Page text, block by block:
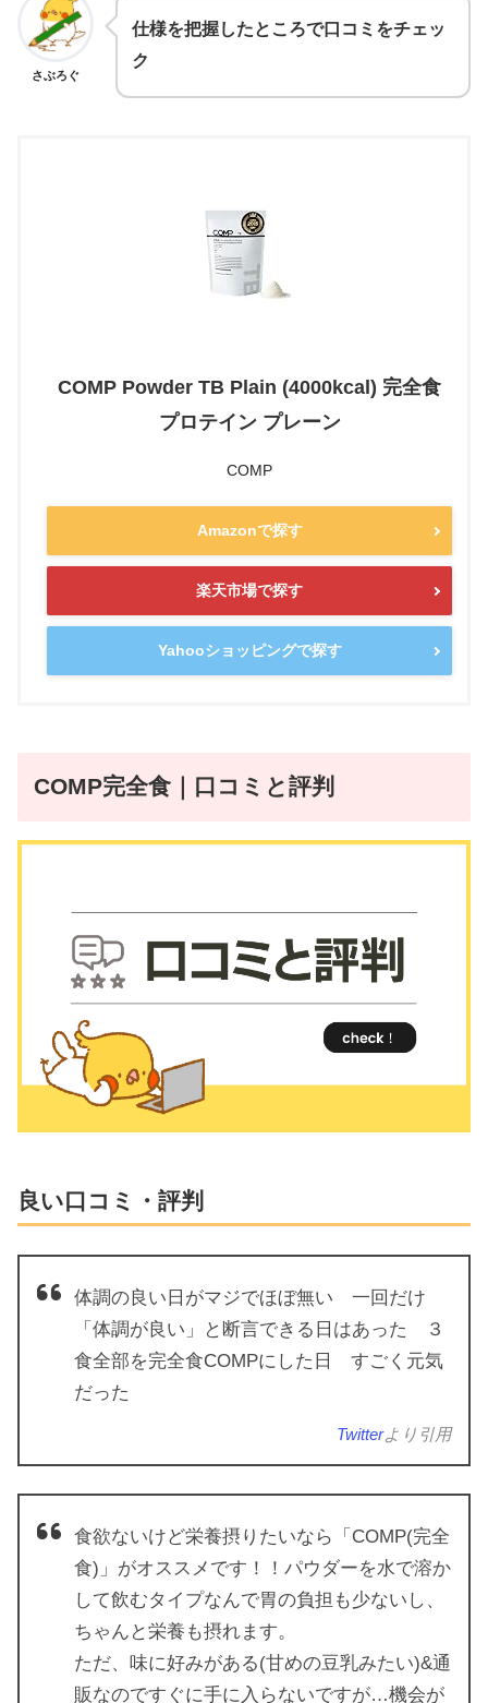
さぶろぐ
仕様を把握したところで口コミをチェッ
ク
COMP Powder TB Plain (4000kcal) 完全食
プロテイン プレーン
COMP
Amazonで探す
楽天市場で探す
Yahooショッピングで探す
COMP完全食｜口コミと評判
良い口コミ・評判
体調の良い日がマジでほぼ無い 一回だけ
「体調が良い」と断言できる日はあった ３
食全部を完全食COMPにした日 すごく元気
だった
Twitterより引用
食欲ないけど栄養摂りたいなら「COMP(完全
食)」がオススメです！！パウダーを水で溶か
して飲むタイプなんで胃の負担も少ないし、
ちゃんと栄養も摂れます。
ただ、味に好みがある(甘めの豆乳みたい)&通
販なのですぐに手に入らないですが…機会が